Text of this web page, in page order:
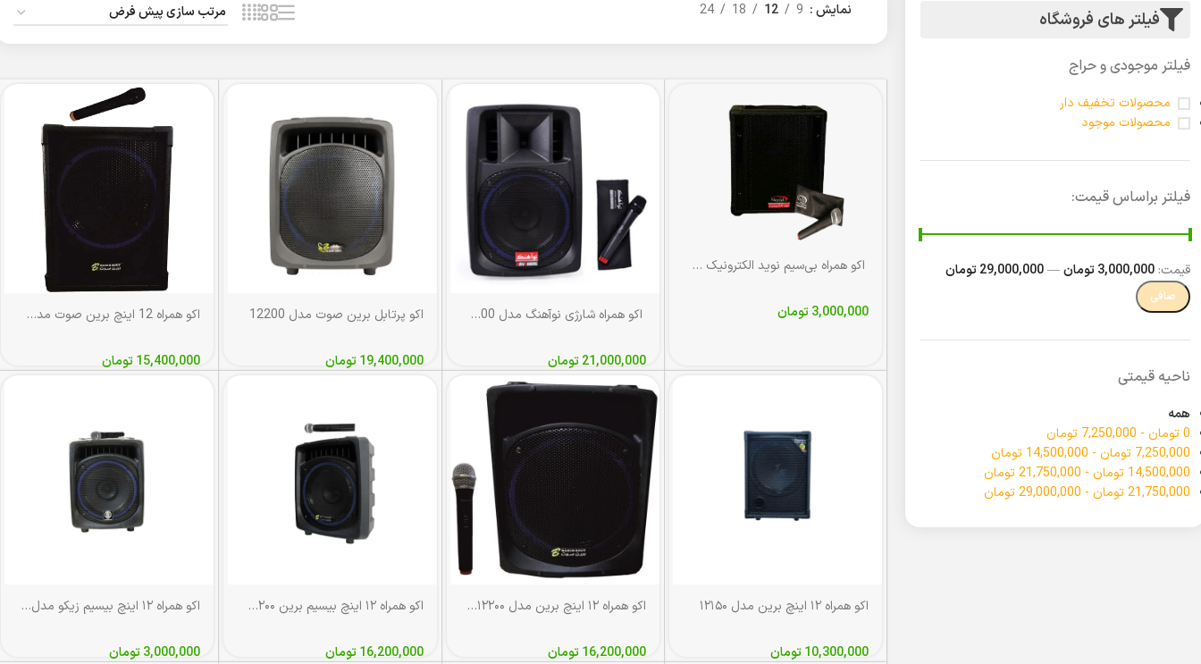
فیلتر های فروشگاه
فیلتر موجودی و حراج
محصولات تخفیف دار
محصولات موجود
فیلتر براساس قیمت:
صافی
قيمت: 3,000,000 تومان —29,000,000 تومان
ناحیه قیمتی
همه
0تومان -
7,250,000 تومان
7,250,000 تومان -
14,500,000 تومان
14,500,000 تومان -
21,750,000تومان
21,750,000تومان -
29,000,000تومان
نمایش 9
12
18
24
اکو همراه بی‌سیم نوید الکترونیک مدل PA-M624UBR
3,000,000تومان اکو همراه شارژی نوآهنگ مدل N400 با میکروفن بی‌سیم
21,000,000 تومان
اکو پرتابل برین صوت مدل 12200
19,400,000 تومان
اکو همراه 12 اینچ برین صوت مدل 12150 با میکروفن بی‌سیم
15,400,000تومان
اکو همراه ۱۲ اینچ برین مدل ۱۲۱۵۰
10,300,000تومان
اکو همراه ۱۲ اینچ برین مدل ۱۲۲۰۰ با میکروفون بی‌سیم
16,200,000 تومان
اکو همراه ۱۲ اینچ بیسیم برین ۱۲۲۰۰ با میکروفن بی‌سیم
16,200,000 تومان
اکو همراه ۱۲ اینچ بیسیم زیکو مدل Z-122
3,000,000تومان